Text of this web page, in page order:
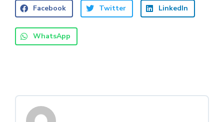
Facebook Twitter LinkedIn
WhatsApp